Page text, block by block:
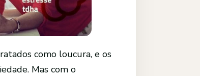
como loucura, e os
Mas com o